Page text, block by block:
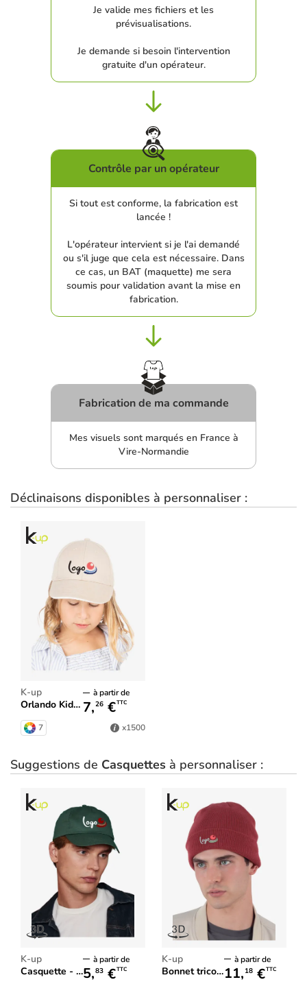
Je valide mes fichiers et les
prévisualisations.
Je demande si besoin l'intervention
gratuite d'un opérateur.
Contrôle par un opérateur
Si tout est conforme, la fabrication est
lancée !
L'opérateur intervient si je l'ai demandé
ou s'il juge que cela est nécessaire. Dans
ce cas, un BAT (maquette) me sera
soumis pour validation avant la mise en
fabrication.
Fabrication de ma commande
Mes visuels sont marqués en France à
Vire-Normandie
Déclinaisons disponibles à personnaliser :
K-up
Orlando Kids - Casquette 6 panneaux
à partir de
7,26 €TTC
7 x1500
Suggestions de Casquettes à personnaliser :
K-up
Casquette - 5 panneaux
à partir de
5,83 €TTC
K-up
Bonnet tricoté
à partir de
11, 18 €TTC